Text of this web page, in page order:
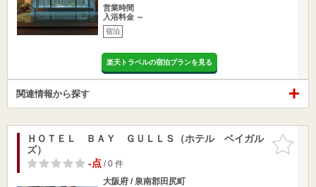
営業時間
入浴料金 ～
宿泊
楽天トラベルの宿泊プランを見る
関連情報から探す
お気に入
りに追加
ＨＯＴＥＬ ＢＡＹ ＧＵＬＬＳ（ホテル ベイガル
ズ）
-点/ 0 件
大阪府 / 泉南郡田尻町